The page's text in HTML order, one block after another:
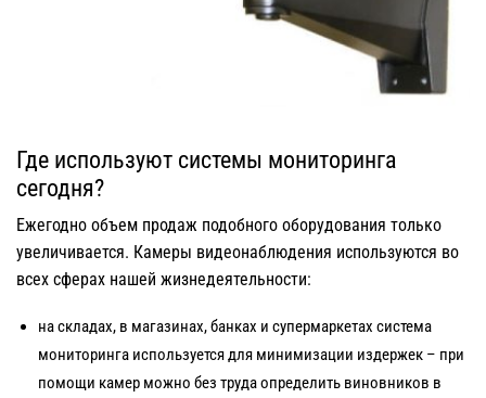
Где используют системы мониторинга
сегодня?
Ежегодно объем продаж подобного оборудования только
увеличивается. Камеры видеонаблюдения используются во
всех сферах нашей жизнедеятельности:
на складах, в магазинах, банках и супермаркетах система
мониторинга используется для минимизации издержек – при
помощи камер можно без труда определить виновников в